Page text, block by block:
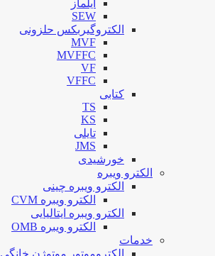
ایلماز
SEW
الکتروگیربکس حلزونی
MVF
MVFFC
VF
VFFC
کتابی
TS
KS
تایلی
JMS
خورشیدی
الکترو ویبره
الکترو ویبره چینی
الکترو ویبره CVM
الکترو ویبره ایتالیایی
الکترو ویبره OMB
خدمات
الکتروموتور موتوژن خانگی